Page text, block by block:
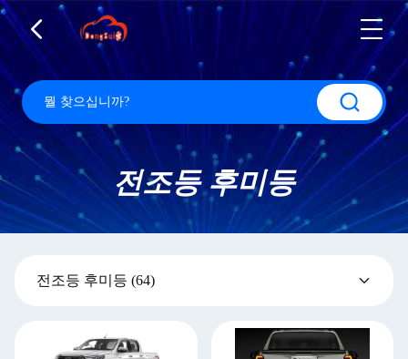
전조등 후미등
전조등 후미등 (64)